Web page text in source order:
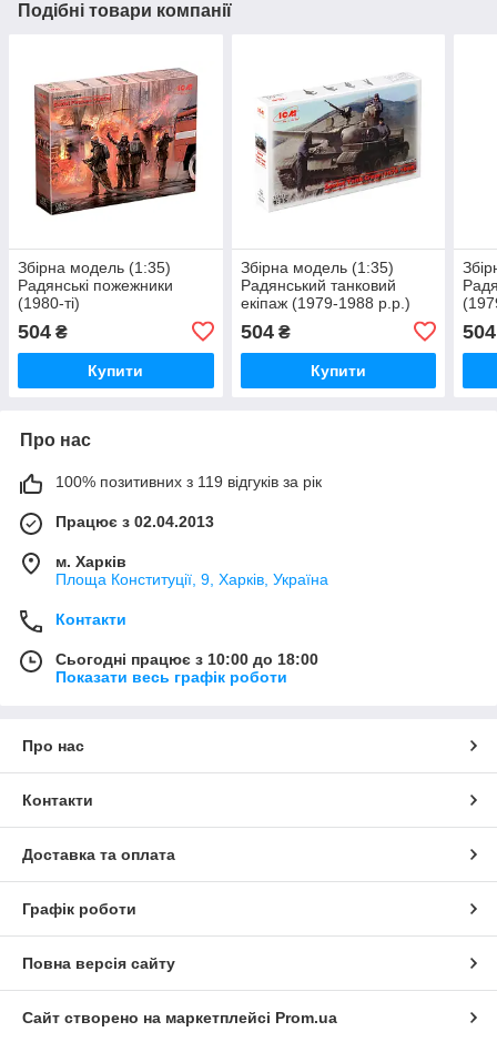
Подібні товари компанії
Збірна модель (1:35)
Радянські пожежники
(1980-ті)
504 ₴
Купити
Збірна модель (1:35)
Радянський танковий
екіпаж (1979-1988 р.р.)
504₴
Купити
504
Про нас
100% позитивних з 119 відгуків за рік
Працює з 02.04.2013
м. Харків
Площа Конституції, 9, Харків, Україна
Контакти
Сьогодні працює з 10:00 до 18:00
Показати весь графік роботи
Про нас
Контакти
Доставка та оплата
Графік роботи
Повна версія сайту
Сайт створено на маркетплейсі Prom.ua